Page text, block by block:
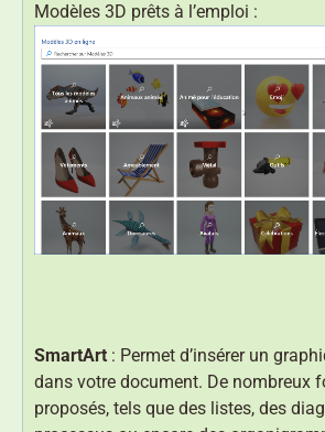
Modèles 3D prêts à l’emploi :
SmartArt : Permet d’insérer un
dans votre document. De nombreux
proposés, tels que des listes, des